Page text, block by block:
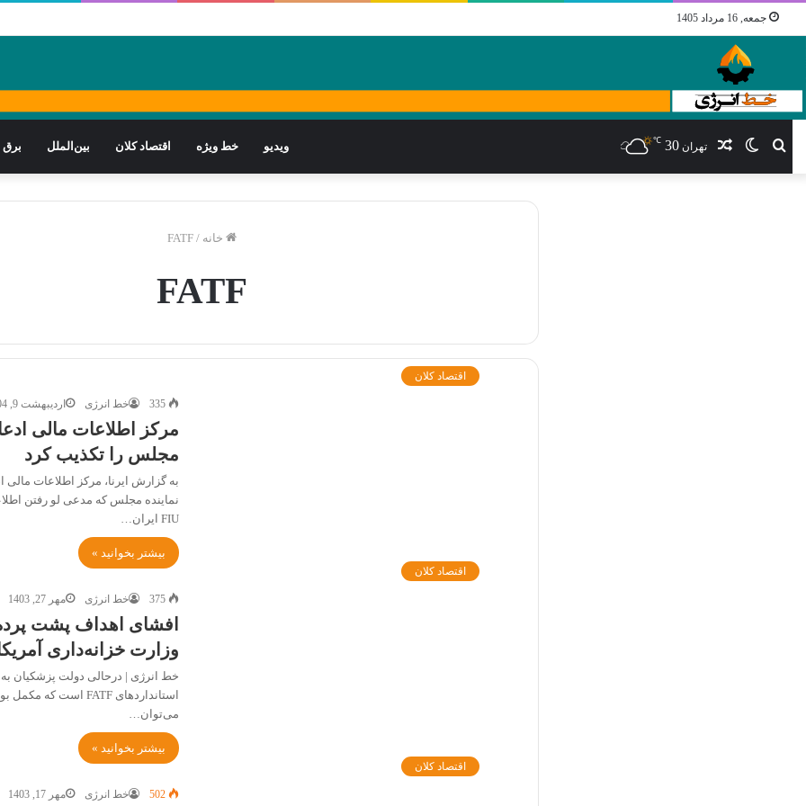
جمعه, 16 مرداد 1405
برق بین‌الملل اقتصاد کلان خط ویژه ویدیو جستجوتغییر نوشته
تهران 30
℃
خانه /
FATF
FATF
اقتصاد کلان
خط انرژی اردیبهشت 9, 1404
مرکز اطلاعات مالی
مجلس را تکذیب کرد
به گزارش ایرنا، مرکز اطلاعات
نماینده مجلس که مدعی لو رفتن
FIU ایران…
بیشتر بخوانید »
اقتصاد کلان
خط انرژی مهر 27, 1403
وزارت خزانه‌داری
خط انرژی | درحالی دولت پزشکیان به
می‌توان…
بیشتر بخوانید »
اقتصاد کلان
خط انرژی مهر 17, 1403